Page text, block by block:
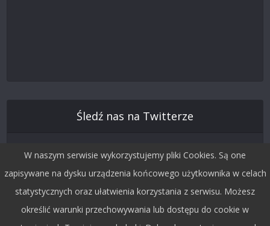
Śledź nas na Twitterze
W naszym serwisie wykorzystujemy pliki Cookies. Są one
zapisywane na dysku urządzenia końcowego użytkownika w celach
statystycznych oraz ułatwienia korzystania z serwisu. Możesz
określić warunki przechowywania lub dostępu do cookie w